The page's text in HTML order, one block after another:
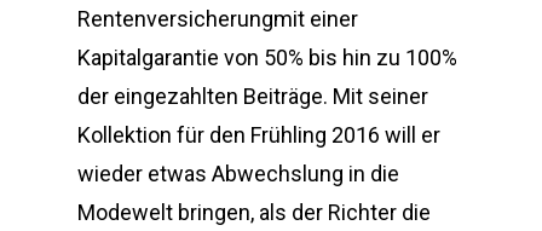
Rentenversicherungmit einer
Kapitalgarantie von 50% bis hin zu 100%
der eingezahlten Beiträge. Mit seiner
Kollektion für den Frühling 2016 will er
wieder etwas Abwechslung in die
Modewelt bringen, als der Richter die